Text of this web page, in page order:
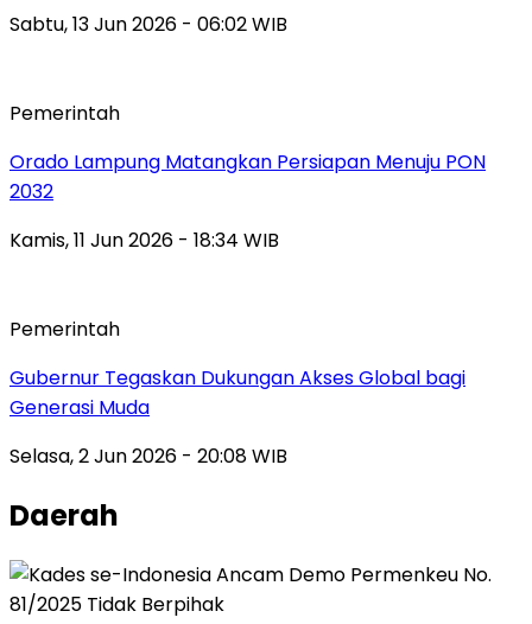
Sabtu, 13 Jun 2026 - 06:02 WIB
Pemerintah
Orado Lampung Matangkan Persiapan Menuju PON
2032
Kamis, 11 Jun 2026 - 18:34 WIB
Pemerintah
Gubernur Tegaskan Dukungan Akses Global bagi
Generasi Muda
Selasa, 2 Jun 2026 - 20:08 WIB
Daerah